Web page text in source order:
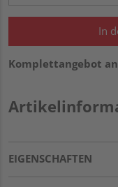
In
Komplettangebot
EIGENSCHAFTEN